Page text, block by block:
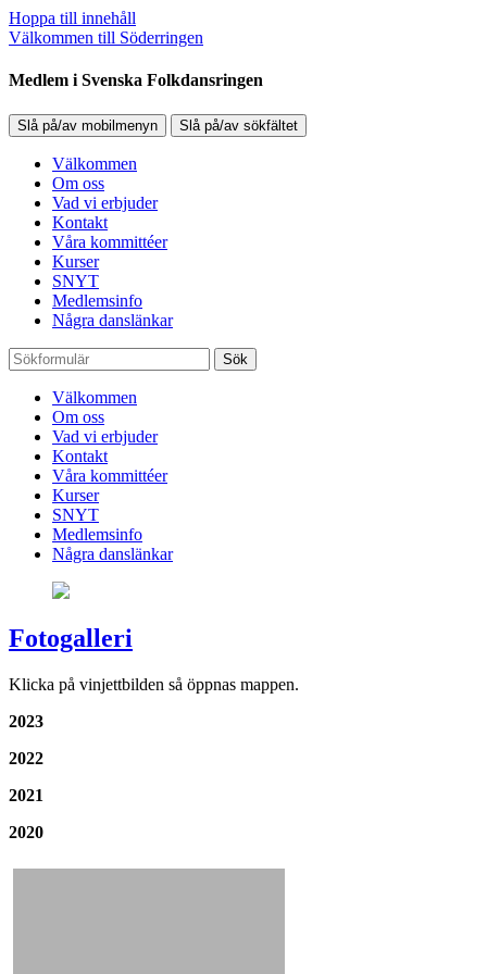
Hoppa till innehåll
Välkommen till Söderringen
Medlem i Svenska Folkdansringen
Slå på/av mobilmenyn Slå på/av sökfältet
Välkommen
Om oss
Vad vi erbjuder
Kontakt
Våra kommittéer
Kurser
SNYT
Medlemsinfo
Några danslänkar
Sök
Välkommen
Om oss
Vad vi erbjuder
Kontakt
Våra kommittéer
Kurser
SNYT
Medlemsinfo
Några danslänkar
Fotogalleri
Klicka på vinjettbilden så öppnas mappen.
2023
2022
2021
2020